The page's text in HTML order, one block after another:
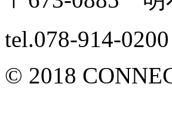
tel.078-914-
© 2018